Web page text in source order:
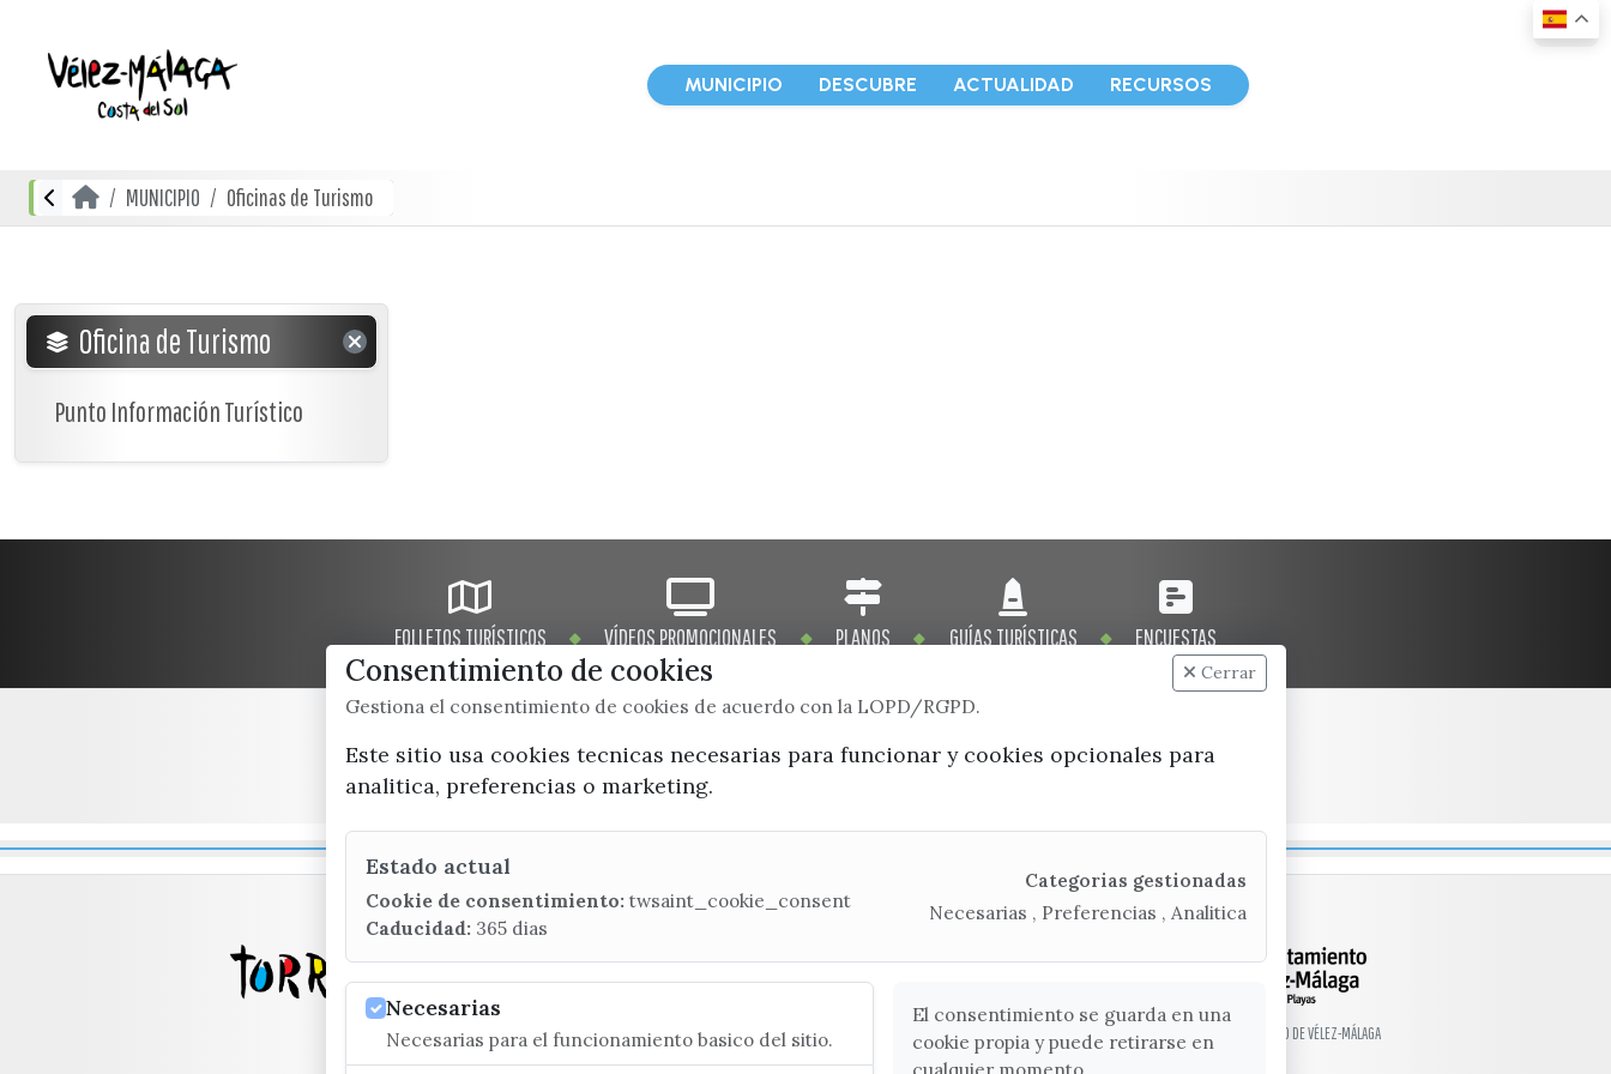
MUNICIPIO DESCUBRE ACTUALIDAD RECURSOS
MUNICIPIO Oficinas de Turismo
Oficina de Turismo
Punto Información Turístico
FOLLETOS TURÍSTICOS VÍDEOS PROMOCIONALES PLANOS GUÍAS TURÍSTICAS ENCUESTAS
x / twitter
(+34) 952 541 104
C/ Poniente, 2. CP 29740 - Torre del Mar
© EXCMO. AYUNTAMIENTO DE VÉLEZ-MÁLAGA
Consentimiento de cookies
Gestiona el consentimiento de cookies de acuerdo con la LOPD/RGPD.
Cerrar
Este sitio usa cookies tecnicas necesarias para funcionar y cookies opcionales para
analitica, preferencias o marketing.
Estado actual
Cookie de consentimiento: twsaint_cookie_consent
Caducidad: 365 dias
Categorias gestionadas
Necesarias , Preferencias , Analitica
Necesarias
Necesarias para el funcionamiento basico del sitio.
El consentimiento se guarda en una
cookie propia y puede retirarse en